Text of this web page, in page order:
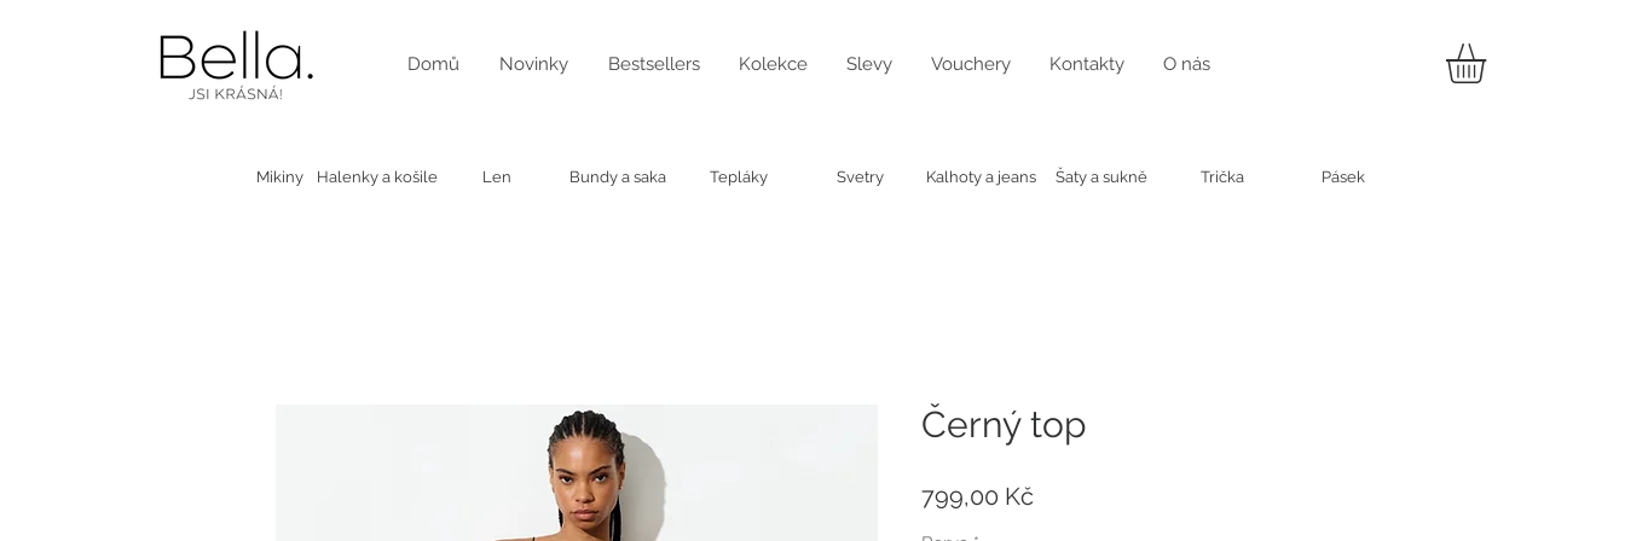
Domů Novinky Bestsellers Kolekce Slevy Vouchery Kontakty O nás
Halenky a košile
Mikiny Len Bundy a saka Tepláky Svetry Kalhoty a jeans Šaty a sukně Trička Pásek
Černý top
799,00 Kč